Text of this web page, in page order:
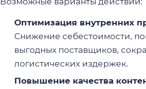
Оптимизация внутренних
Снижение себестоимости,
выгодных поставщиков,
логистических издержек.
Повышение качества